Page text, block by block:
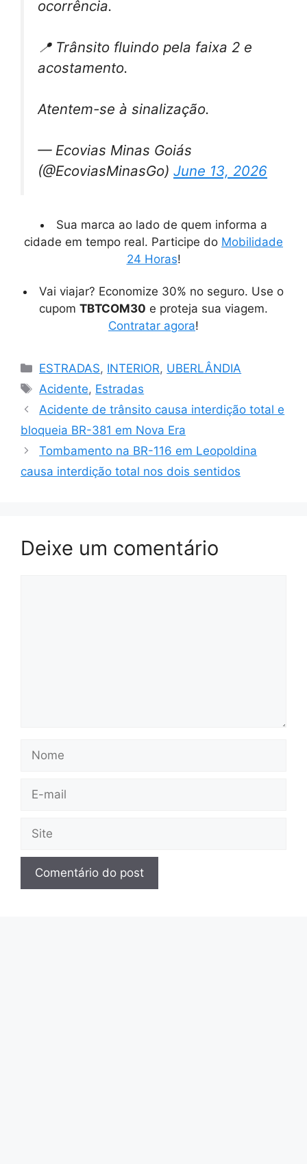
ocorrência.
📍 Trânsito fluindo pela faixa 2 e
acostamento.
Atentem-se à sinalização.
— Ecovias Minas Goiás
(@EcoviasMinasGo) June 13, 2026
Sua marca ao lado de quem informa a
cidade em tempo real. Participe do Mobilidade
24 Horas!
Vai viajar? Economize 30% no seguro. Use o
cupom TBTCOM30 e proteja sua viagem.
Contratar agora!
Categorias
ESTRADAS, INTERIOR, UBERLÂNDIA
Tags
Acidente, Estradas
Acidente de trânsito causa interdição total e
bloqueia BR-381 em Nova Era
Tombamento na BR-116 em Leopoldina
causa interdição total nos dois sentidos
Deixe um comentário
mail